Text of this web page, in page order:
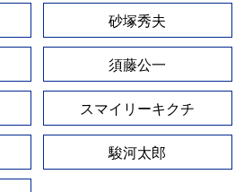
砂塚秀夫
須藤公一
スマイリーキクチ
駿河太郎